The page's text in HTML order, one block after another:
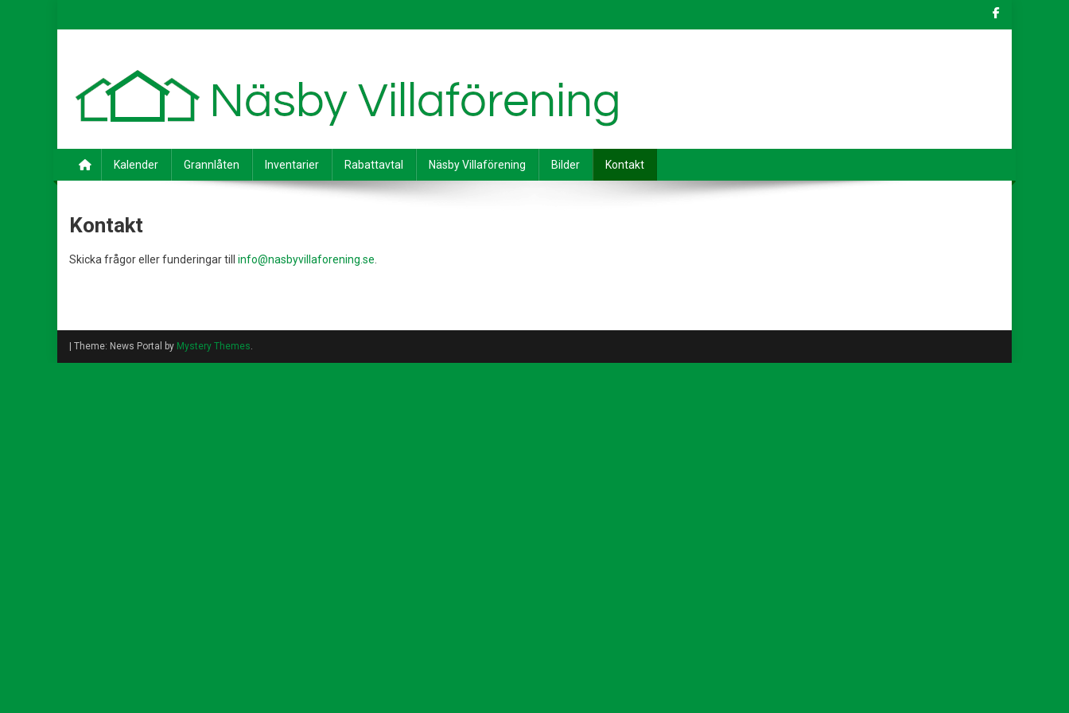
to
Kalender Grannlåten Inventarier Rabattavtal Näsby Villaförening Bilder Kontakt
Kontakt
Skicka frågor eller funderingar till info@nasbyvillaforening.se
Theme: News Portal by Mystery Themes.